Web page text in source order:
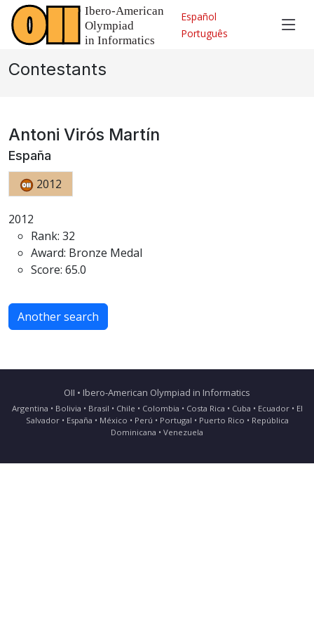
Español
Português
Contestants
Antoni Virós Martín
España
2012
2012
Rank: 32
Award: Bronze Medal
Score: 65.0
Another search
OII • Ibero-American Olympiad in Informatics
Argentina • Bolivia • Brasil • Chile • Colombia • Costa Rica • Cuba • Ecuador • El
Salvador • España • México • Perú • Portugal • Puerto Rico • República
Dominicana • Venezuela